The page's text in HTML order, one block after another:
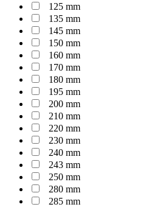
125 mm
135 mm
145 mm
150 mm
160 mm
170 mm
180 mm
195 mm
200 mm
210 mm
220 mm
230 mm
240 mm
243 mm
250 mm
280 mm
285 mm